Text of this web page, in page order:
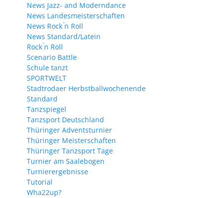
News Jazz- and Moderndance
News Landesmeisterschaften
News Rock ́n Roll
News Standard/Latein
Rock ́n Roll
Scenario Battle
Schule tanzt
SPORTWELT
Stadtrodaer Herbstballwochenende
Standard
Tanzspiegel
Tanzsport Deutschland
Thüringer Adventsturnier
Thüringer Meisterschaften
Thüringer Tanzsport Tage
Turnier am Saalebogen
Turnierergebnisse
Tutorial
Wha22up?